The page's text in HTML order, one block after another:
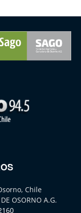
Chile
OSORNO A.G.